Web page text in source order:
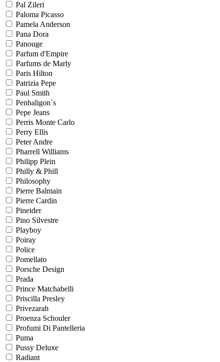
Pal Zileri
Paloma Picasso
Pamela Anderson
Pana Dora
Panouge
Parfum d'Empire
Parfums de Marly
Paris Hilton
Patrizia Pepe
Paul Smith
Penhaligon`s
Pepe Jeans
Perris Monte Carlo
Perry Ellis
Peter Andre
Pharrell Williams
Philipp Plein
Philly & Phill
Philosophy
Pierre Balmain
Pierre Cardin
Pineider
Pino Silvestre
Playboy
Poiray
Police
Pomellato
Porsche Design
Prada
Prince Matchabelli
Priscilla Presley
Privezarah
Proenza Schouler
Profumi Di Pantelleria
Puma
Pussy Deluxe
Radiant